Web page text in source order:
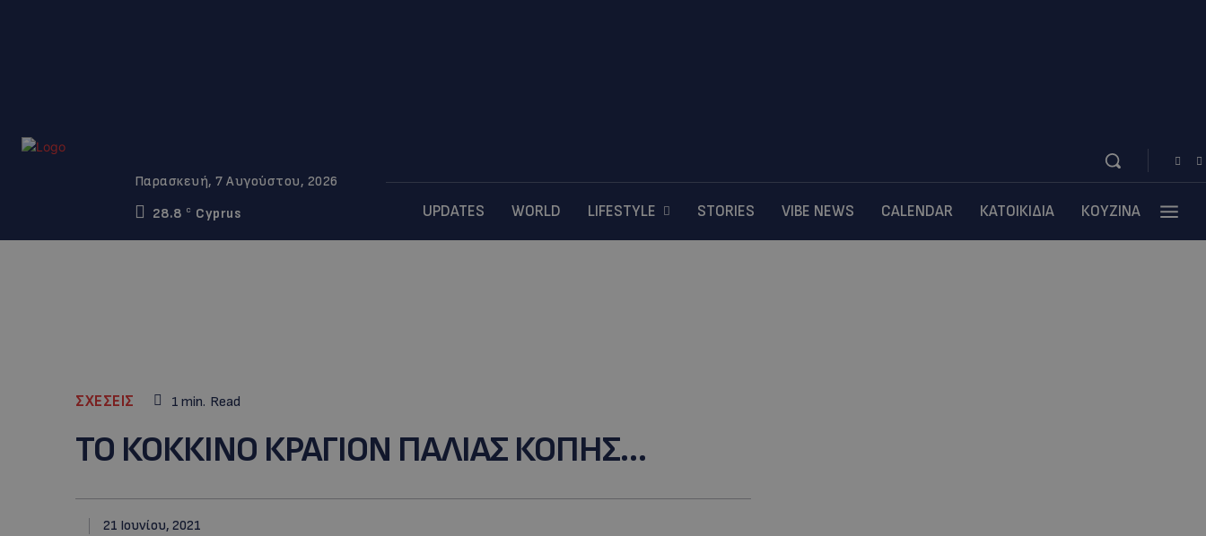
Παρασκευή, 7 Αυγούστου, 2026
28.8
C Cyprus UPDATES WORLD LIFESTYLE STORIES VIBE NEWS CALENDAR ΚΑΤΟΙΚΙΔΙΑ ΚΟΥΖΙΝΑ
ΣΧΕΣΕΙΣ 1 min. Read
ΤΟ ΚΟΚΚΙΝΟ ΚΡΑΓΙΟΝ ΠΑΛΙΑΣ ΚΟΠΗΣ…
21 Ιουνίου, 2021